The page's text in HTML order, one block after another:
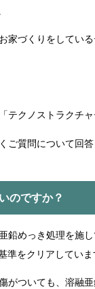
家づくりをしてい
テクノストラクチ
ご質問について回
のですか？
鉛めっき処理を施
準をクリアしていま
がついても、溶融